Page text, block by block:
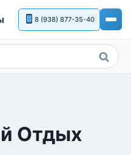
8 (938) 877-35-40
Поиск
Отдых